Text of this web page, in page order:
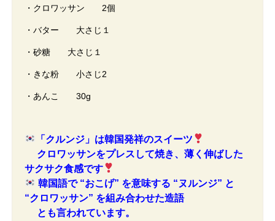
・クロワッサン 2個
・バター 大さじ１
・砂糖 大さじ１
・きな粉 小さじ2
・あんこ 30g
「クルンジ」は韓国発祥のスイーツ
クロワッサンをプレスして焼き、薄く伸ばした
サクサク食感です
韓国語で “おこげ” を意味する “ヌルンジ” と
“クロワッサン” を組み合わせた造語
とも言われています。